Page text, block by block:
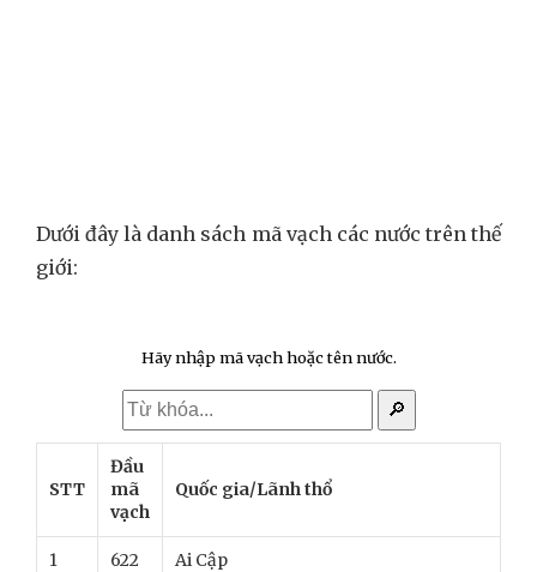
Dưới đây là danh sách mã vạch các nước trên thế
giới:
Hãy nhập mã vạch hoặc tên nước.
🔎
STT
Đầu
mã
vạch
Quốc gia/Lãnh thổ
1 622 Ai Cập